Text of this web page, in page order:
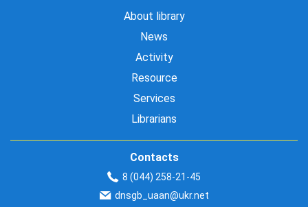
About library
News
Activity
Resource
Services
Librarians
Contacts
8 (044) 258-21-45
dnsgb_uaan@ukr.net